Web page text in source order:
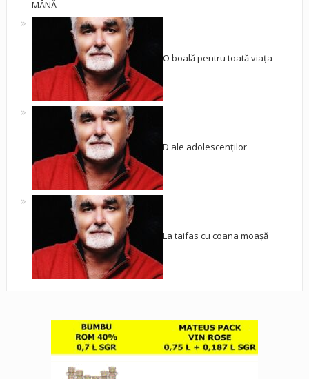
MÂNĂ
O boală pentru toată viața
D'ale adolescenților
La taifas cu coana moașă